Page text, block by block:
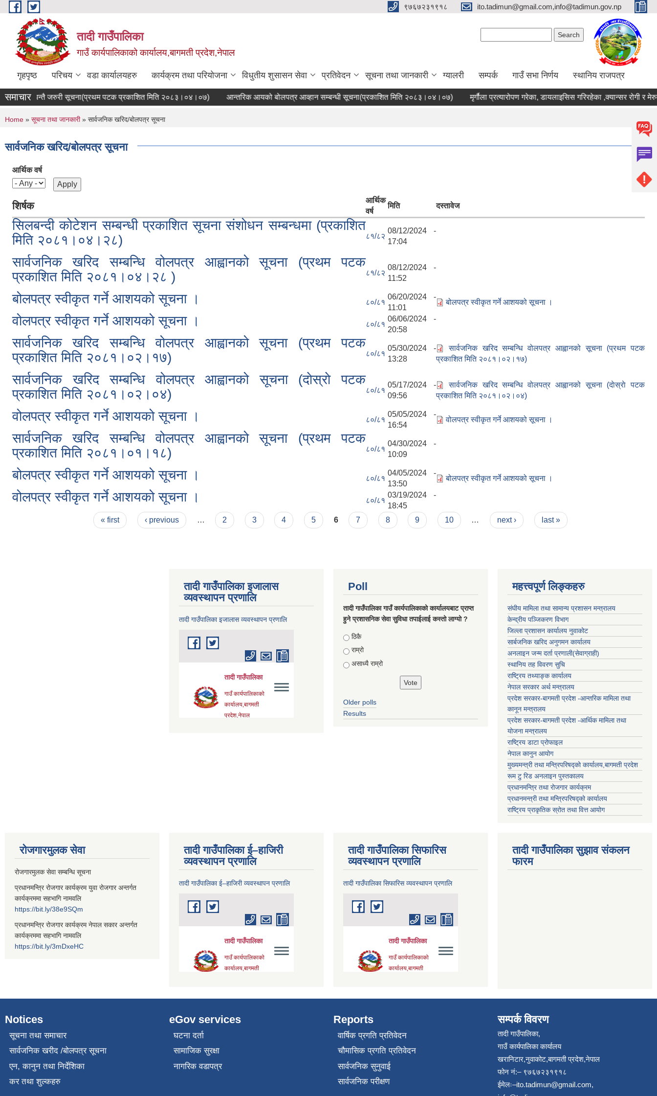
Skip to main content ९७६७२३१९१८ ito.tadimun@gmail.com,info@tadimun.gov.np
तादी गाउँपालिका
गाउँ कार्यपालिकाको कार्यालय,बागमती प्रदेश,नेपाल
गृहपृष्ठ परिचय वडा कार्यालयहरु कार्यक्रम तथा परियोजना विधुतीय शुसासन सेवा प्रतिवेदन सूचना तथा जानकारी ग्यालरी सम्पर्क गाउँ सभा निर्णय स्थानिय राजपत्र
समाचारअत्यन्तै जरुरी सूचना(प्रथम पटक प्रकाशित मिति २०८३।०४।०७) आन्तरिक आयको बोलपत्र आव्हान सम्बन्धी सूचना(प्रकाशित मिति २०८३।०४।०७) मृर्गौला प्रत्यारोपण गरेका, डायलाइसिस गरिरहेका ,क्यान्सर रोगी र
You are here
Home » सूचना तथा जानकारी» सार्वजनिक खरिद/बोलपत्र सूचना
सार्वजनिक खरिद/बोलपत्र सूचना
आर्थिक वर्ष
शिर्षक
आर्थिक
वर्ष
मिति दस्तावेज
सिलबन्दी कोटेशन सम्बन्धी प्रकाशित सूचना संशोधन सम्बन्धमा (प्रकाशित
मिति २०८१।०४।२८)
८१/८२
08/12/2024 -
17:04
सार्वजनिक खरिद सम्बन्धि वोलपत्र आह्वानको सूचना (प्रथम पटक
प्रकाशित मिति २०८१।०४।२८ )
८१/८२
08/12/2024 -
11:52
बोलपत्र स्वीकृत गर्ने आशयको सूचना । ८०/८१
06/20/2024 -
11:01
बोलपत्र स्वीकृत गर्ने आशयको सूचना ।
वोलपत्र स्वीकृत गर्ने आशयको सूचना । ८०/८१
06/06/2024 -
20:58
सार्वजनिक खरिद सम्बन्धि वोलपत्र आह्वानको सूचना (प्रथम पटक
प्रकाशित मिति २०८१।०२।१७)
८०/८१
05/30/2024 -
13:28
सार्वजनिक खरिद सम्बन्धि वोलपत्र आह्वानको सूचना (प्रथम पटक
प्रकाशित मिति २०८१।०२।१७)
सार्वजनिक खरिद सम्बन्धि वोलपत्र आह्वानको सूचना (दाेस्राे पटक
प्रकाशित मिति २०८१।०२।०४)
८०/८१
05/17/2024 -
09:56
सार्वजनिक खरिद सम्बन्धि वोलपत्र आह्वानको सूचना (दाेस्राे पटक
प्रकाशित मिति २०८१।०२।०४)
वोलपत्र स्वीकृत गर्ने आशयको सूचना । ८०/८१
05/05/2024 -
16:54
वोलपत्र स्वीकृत गर्ने आशयको सूचना ।
सार्वजनिक खरिद सम्बन्धि वोलपत्र आह्वानको सूचना (प्रथम पटक
प्रकाशित मिति २०८१।०१।१८)
८०/८१
04/30/2024 -
10:09
बोलपत्र स्वीकृत गर्ने आशयको सूचना । ८०/८१
04/05/2024 -
13:50
बोलपत्र स्वीकृत गर्ने आशयको सूचना ।
वोलपत्र स्वीकृत गर्ने आशयको सूचना । ८०/८१
03/19/2024 -
18:45
« first ‹ previous … 2 3 4 5 6 7 8 9 10 … next › last »
तादी गाउँपालिका इजालास
व्यवस्थापन प्रणालि
तादी गाउँपालिका इजालास व्यवस्थापन प्रणालि
Poll
तादी गाउँपालिका गाउँ कार्यपालिकाको कार्यालयबाट प्राप्त
हुने प्रशासनिक सेवा सुविधा तपाईलाई कस्तो लाग्यो ?
Choices
ठिकै
राम्रो
असाध्यै राम्रो
Older polls
Results
महत्त्वपूर्ण लिङ्कहरु
संघीय मामिला तथा सामान्य प्रशासन मन्त्रालय
केन्द्रीय पञ्जिकरण विभाग
जिल्ला प्रशासन कार्यालय नुवाकोट
सार्बजनिक खरिद अनुगमन कार्यालय
अनलाइन जन्म दर्ता प्रणाली(सेवाग्राही)
स्थानिय तह विवरण सुचि
राष्ट्रिय तथ्याङ्क कार्यालय
नेपाल सरकार अर्थ मन्त्रालय
प्रदेश सरकार-बागमती प्रदेश -आन्तरिक मामिला तथा
कानून मन्त्रालय
प्रदेश सरकार-बागमती प्रदेश -आर्थिक मामिला तथा
योजना मन्त्रालय
राष्ट्रिय डाटा प्रोफाइल
नेपाल कानुन आयोग
मुख्यमन्त्री तथा मन्त्रिपरिषद्को कार्यालय,बागमती प्रदेश
रूम टु रिड अनलाइन पुस्तकालय
प्रधानमन्त्रि तथा रोजगार कार्यक्रम
प्रधानमन्त्री तथा मन्त्रिपरिषद्को कार्यालय
राष्ट्रिय प्राकृतिक स्रोत तथा वित्त आयोग
रोजगारमुलक सेवा
रोजगारमुलक सेवा सम्बन्धि सूचना
प्रधानमन्त्रि रोजगार कार्यक्रम युवा रोजगार अन्तर्गत
कार्यक्रममा सहभागि नामवलि
https://bit.ly/38e9SQm
प्रधानमन्त्रि रोजगार कार्यक्रम नेपाल सकार अन्तर्गत
कार्यक्रममा सहभागि नामवलि
https://bit.ly/3mDxeHC
तादी गाउँपालिका ई–हाजिरी
व्यवस्थापन प्रणालि
तादी गाउँपालिका ई–हाजिरी व्यवस्थापन प्रणालि
तादी गाउँपालिका सिफारिस
व्यवस्थापन प्रणालि
तादी गाउँपालिका सिफारिस व्यवस्थापन प्रणालि
तादी गाउँपालिका सुझाव संकलन
फारम
Notices
सूचना तथा समाचार
सार्वजनिक खरीद /बोलपत्र सूचना
एन, कानुन तथा निर्देशिका
कर तथा शुल्कहरु
eGov services
घटना दर्ता
सामाजिक सुरक्षा
नागरिक वडापत्र
Reports
वार्षिक प्रगति प्रतिवेदन
चौमासिक प्रगति प्रतिवेदन
सार्वजनिक सुनुवाई
सार्वजनिक परीक्षण
सम्पर्क विवरण
तादी गाउँपालिका,
गाउँ कार्यपालिका कार्यालय
खरानिटार,नुवाकोट,बागमती प्रदेश,नेपाल
फोन नं:– ९७६७२३१९१८
ईमेलः–ito.tadimun@gmail.com,